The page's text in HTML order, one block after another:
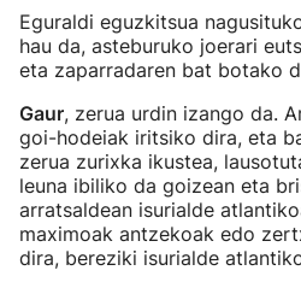
Eguraldi eguzkitsua
hau da, asteburuko joerari
eta zaparradaren bat botako
Gaur, zerua urdin izango da.
goi-hodeiak iritsiko dira, eta
zerua zurixka ikustea,
leuna ibiliko da goizean eta
arratsaldean isurialde
maximoak antzekoak edo
dira, bereziki isurialde